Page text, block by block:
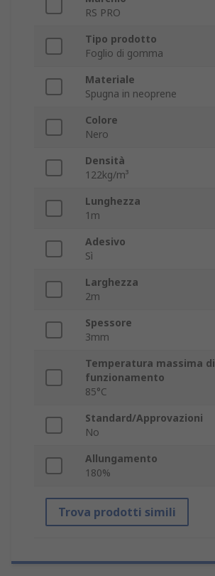
RS PRO
Tipo prodotto
Foglio di gomma
Materiale
Spugna in neoprene
Colore
Nero
Densità
122kg/m³
Lunghezza
1m
Adesivo
Sì
Larghezza
2m
Spessore
3mm
Temperatura massima di
funzionamento
85°C
Standard/Approvazioni
No
Allungamento
180%
Trova prodotti simili